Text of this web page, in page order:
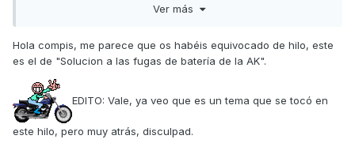
que me supuso paralizar todo unos cuantos dias.
Espero que esto del "reseteo" de los km no sea asi, ya que
podemos tener problemas a la hora de vender la moto.
Saludos
Ver más
Hola compis, me parece que os habéis equivocado de hilo, este
es el de "Solucion a las fugas de batería de la AK".
EDITO: Vale, ya veo que es un tema que se tocó en
este hilo, pero muy atrás, disculpad.